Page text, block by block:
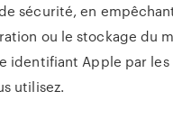
sécurité, en
ou le stockage du
identifiant Apple par
utilisez.